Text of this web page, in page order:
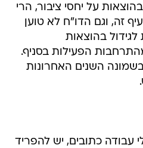
על יחסי ציבור, הרי
זה, וגם הדו"ח לא טוען
בהוצאות
הפעילות בסניף.
השנים האחרונות
עבודה כתובים, יש להפריד